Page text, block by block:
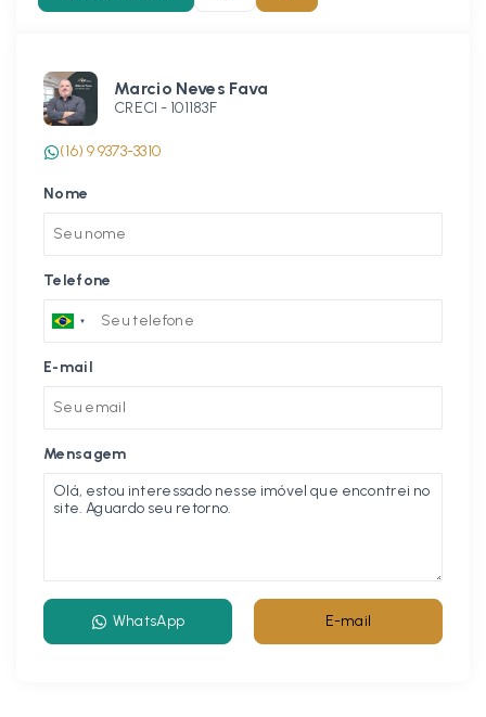
Marcio Neves Fava
CRECI - 101183F
(16) 9 9373-3310
Nome
Telefone
E-mail
Mensagem
WhatsApp E-mail